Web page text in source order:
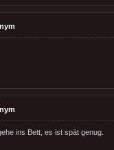
ins Bett, es ist spät genug.